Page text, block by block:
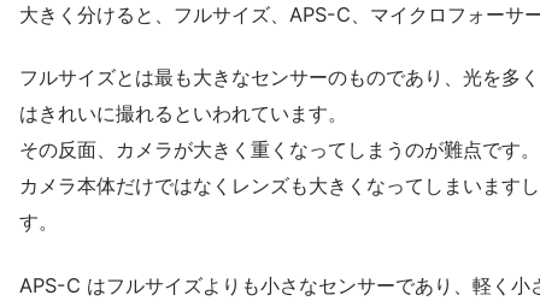
大きく分けると、フルサイズ、APS-C、マイクロフォーサ
フルサイズとは最も大きなセンサーのものであり、光を多
はきれいに撮れるといわれています。
その反面、カメラが大きく重くなってしまうのが難点です。
カメラ本体だけではなくレンズも大きくなってしまいます
す。
APS-C はフルサイズよりも小さなセンサーであり、軽く